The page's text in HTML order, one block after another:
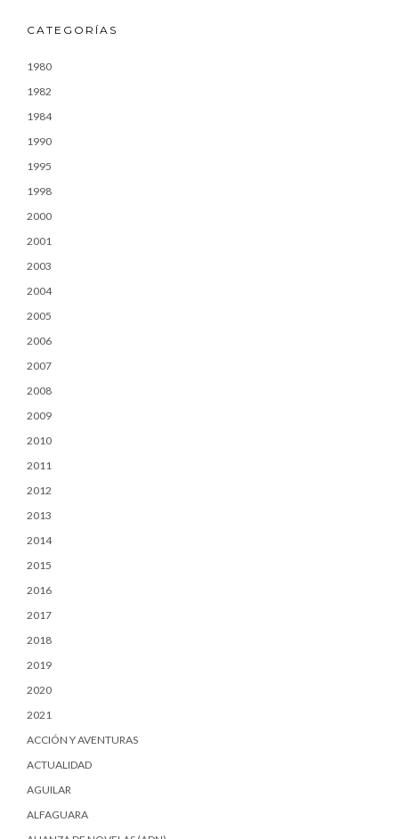
CATEGORÍAS
1980
1982
1984
1990
1995
1998
2000
2001
2003
2004
2005
2006
2007
2008
2009
2010
2011
2012
2013
2014
2015
2016
2017
2018
2019
2020
2021
ACCIÓN Y AVENTURAS
ACTUALIDAD
AGUILAR
ALFAGUARA